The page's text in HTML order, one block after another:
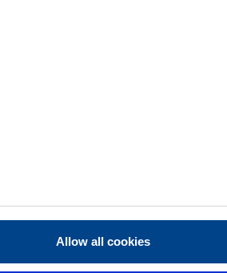
Allow all cookies